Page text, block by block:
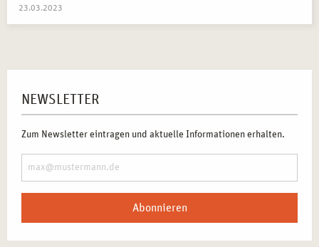
23.03.2023
NEWSLETTER
Zum Newsletter eintragen und aktuelle Informationen erhalten.
Abonnieren